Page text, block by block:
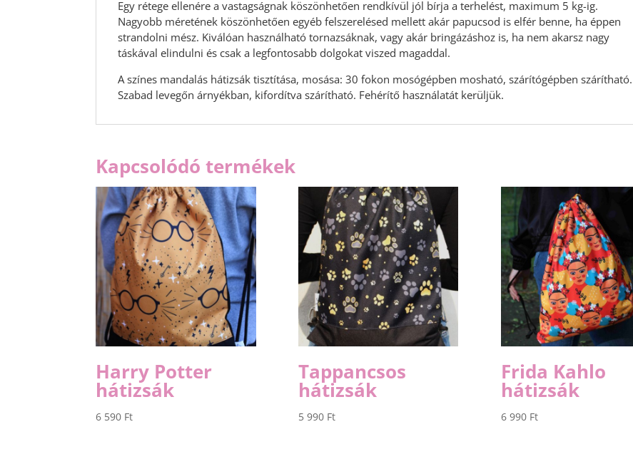
Egy rétege ellenére a vastagságnak köszönhetően rendkívül jól bírja a terhelést, maximum 5 kg-ig.
Nagyobb méretének köszönhetően egyéb felszerelésed mellett akár papucsod is elfér benne, ha éppen
strandolni mész. Kiválóan használható tornazsáknak, vagy akár bringázáshoz is, ha nem akarsz nagy
táskával elindulni és csak a legfontosabb dolgokat viszed magaddal.
A színes mandalás hátizsák tisztítása, mosása: 30 fokon mosógépben mosható, szárítógépben szárítható.
Szabad levegőn árnyékban, kifordítva szárítható. Fehérítő használatát kerüljük.
Kapcsolódó termékek
Harry Potter
hátizsák
6 590 Ft
Tappancsos
hátizsák
5 990 Ft
Frida Kahlo
hátizsák
6 990 Ft